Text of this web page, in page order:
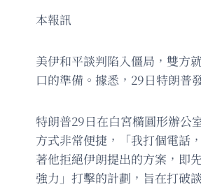
本報訊
美伊和平談判陷入僵局，雙方
口的準備。據悉，29日特朗普
特朗普29日在白宮橢圓形辦公
方式非常便捷，「我打個電話
著他拒絕伊朗提出的方案，即
強力」打擊的計劃，旨在打破